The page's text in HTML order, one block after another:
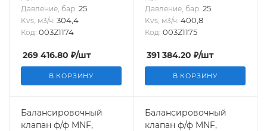
Давление, бар: 25
Kvs, м3/ч: 304,4
Код: 003Z1174
269 416.80 ₽/шт
В КОРЗИНУ
Давление, бар: 25
Kvs, м3/ч: 400,8
Код: 003Z1175
391 384.20 ₽/шт
В КОРЗИНУ
Балансировочный
клапан ф/ф MNF,
Балансировочный
клапан ф/ф MNF,